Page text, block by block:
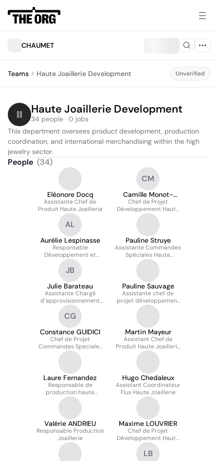
CHAUMET
Teams Haute Joaillerie Development Unverified
Haute Joaillerie Development
34 people · 0 jobs
This department oversees product development, production
coordination, and international merchandising within the high
jewelry sector.
People (34)
Eléonore Docq
Assistante Chef de
Produit Haute Joaillerie
CM
Camille Monot-
Jaffrain
Chef de Projet
Développement Haute
Joaillerie
AL
Aurélie Lespinasse
Responsable
Développement et
Fabrication Haute
Joaillerie et Joaillerie
précieuse
Pauline Struye
Assistante Commandes
Spéciales Haute
Joaillerie
JB
Julie Barateau
Assistante Chargé
d’approvisionnement
Joaillerie
Pauline Sauvage
Assistante chef de
projet développement
joaillerie
CG
Constance GUIDICI
Chef de Projet
Commandes Speciales
Haute Joaillerie
Martin Mayeur
Assistant Chef de
Produit Haute Joaillerie
Thématique et
Signatures Exclusives
Laure Fernandez
Responsable de
production haute
joaillerie
Hugo Chedaleux
Assistant Coordinateur
Flux Haute Joaillerie
Valérie ANDRIEU
Responsable Production
Joaillerie
Maxime LOUVRIER
Chef de Projet
Développement Haute
Joaillerie Commandes
Spéciales
LB